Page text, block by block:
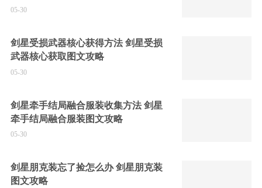
05-30
剑星受损武器核心获得方法 剑星受损
武器核心获取图文攻略
05-30
剑星牵手结局融合服装收集方法 剑星
牵手结局融合服装图文攻略
05-30
剑星朋克装忘了捡怎么办 剑星朋克装
图文攻略